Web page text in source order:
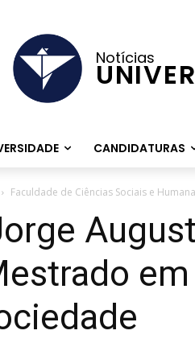
Notícias
CANDIDATURAS
Faculdade de Ciências Sociais e